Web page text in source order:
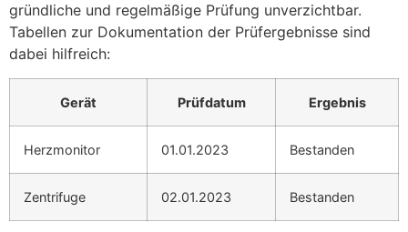
gründliche und regelmäßige Prüfung unverzichtbar.
Tabellen zur Dokumentation der Prüfergebnisse sind
dabei hilfreich:
Gerät Prüfdatum Ergebnis
Herzmonitor 01.01.2023 Bestanden
Zentrifuge 02.01.2023 Bestanden